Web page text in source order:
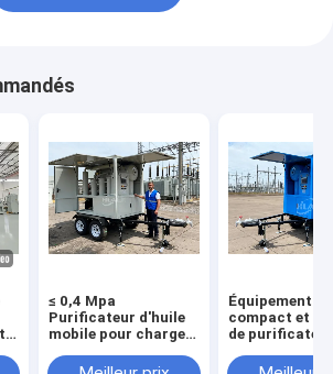
≤ 0,4 Mpa
Purificateur d'huile
mobile pour charges
température 20-80C
Équipement
compact et
de
Mpa Niveau